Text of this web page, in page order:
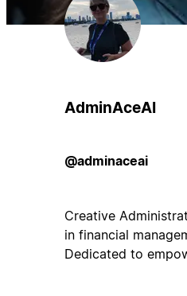
AdminAceAI
@adminaceai
Creative
in financial
Dedicated to